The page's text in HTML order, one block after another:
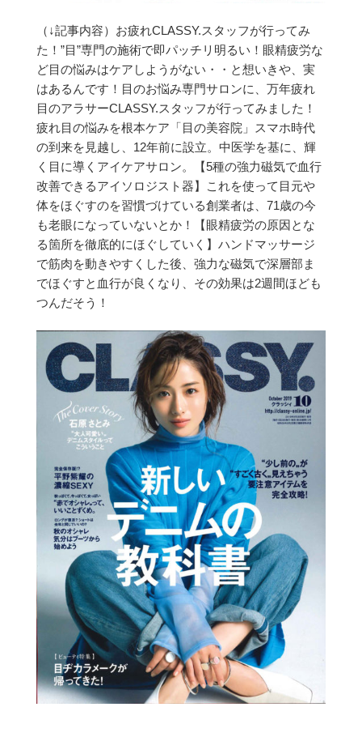
（↓記事内容） お疲れCLASSY.スタッフが行ってみ
た！ ”目”専門の施術で即パッチリ明るい！ 眼精疲労な
ど目の悩みはケアしようがない・・と想いきや、実
はあるんです！ 目のお悩み専門サロンに、万年疲れ
目のアラサーCLASSY.スタッフが行ってみました！
疲れ目の悩みを根本ケア「目の美容院」
スマホ時代
の到来を見越し、12年前に設立。 中医学を基に、輝
く目に導くアイケアサロン。
【5種の強力磁気で血行
改善できるアイソロジスト器】
これを使って目元や
体をほぐすのを習慣づけている創業者は、71歳の今
も老眼になっていないとか！
【眼精疲労の原因とな
る箇所を徹底的にほぐしていく】 ハンドマッサージ
で筋肉を動きやすくした後、強力な磁気で深層部ま
でほぐすと血行が良くなり、その効果は2週間ほども
つんだそう！